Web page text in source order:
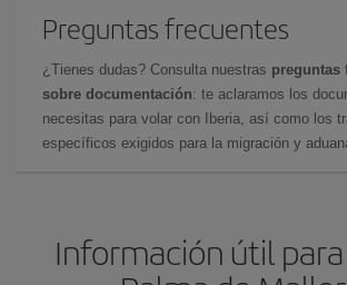
Preguntas frecuentes
¿Tienes dudas? Consulta nuestras preguntas
sobre documentación: te aclaramos los
necesitas para volar con Iberia, así como los
específicos exigidos para la migración y
Información útil